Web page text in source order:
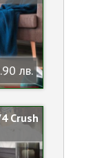
лв.
Crush